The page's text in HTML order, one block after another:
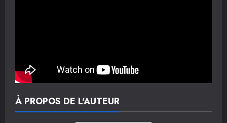
À PROPOS DE L'AUTEUR